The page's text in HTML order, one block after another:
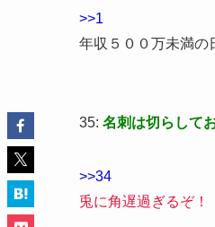
>>1
年収５００万未満の
35: 名刺は切らして
>>34
兎に角遅過ぎるぞ！